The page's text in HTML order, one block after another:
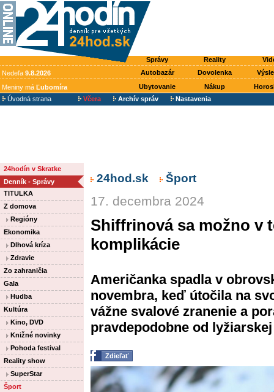
Správy Reality
Nedeľa 9.8.2026 Autobazár Dovolenka
Meniny má Ľubomíra Ubytovanie Nákup
Úvodná strana
Včera Archív správ Nastavenia
24hodín v Skratke
Denník - Správy
TITULKA
Z domova
Regióny
Ekonomika
Dlhová kríza
Zdravie
Zo zahraničia
Gala
Hudba
Kultúra
Kino, DVD
Knižné novinky
Pohoda festival
Reality show
SuperStar
Šport
24hod.sk Šport
17. decembra 2024
Shiffrinová sa možno v
komplikácie
Američanka spadla v
novembra, keď útočila na
vážne svalové zranenie a
pravdepodobne od
Zdieľať